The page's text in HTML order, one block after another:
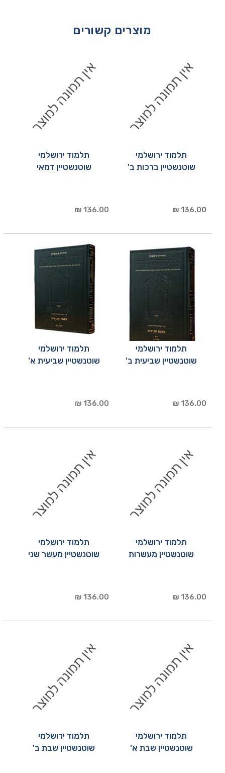
מוצרים קשורים
תלמוד ירושלמי
שוטנשטיין ברכות ב'
136.00 ₪
תלמוד ירושלמי
שוטנשטיין דמאי
136.00 ₪
תלמוד ירושלמי
שוטנשטיין שביעית ב'
136.00 ₪
תלמוד ירושלמי
שוטנשטיין שביעית א'
136.00 ₪
תלמוד ירושלמי
שוטנשטיין מעשרות
136.00 ₪
תלמוד ירושלמי
שוטנשטיין מעשר שני
136.00 ₪
תלמוד ירושלמי
שוטנשטיין שבת א'
תלמוד ירושלמי
שוטנשטיין שבת ב'